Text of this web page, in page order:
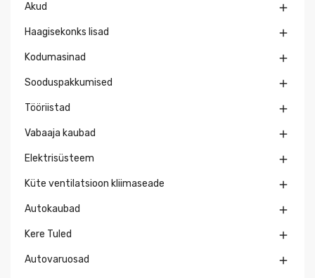
Akud 
Haagisekonks lisad 
Kodumasinad 
Sooduspakkumised 
Tööriistad 
Vabaaja kaubad 
Elektrisüsteem 
Küte ventilatsioon kliimaseade 
Autokaubad 
Kere Tuled 
Autovaruosad 